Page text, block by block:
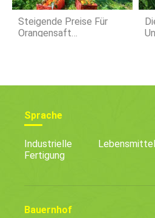
Steigende Preise Für
Orangensaft
Sprache
Industrielle
Fertigung
Lebensmittel
Bauernhof